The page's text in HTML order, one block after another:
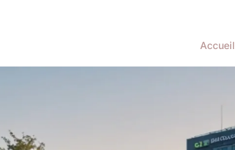
Accueil